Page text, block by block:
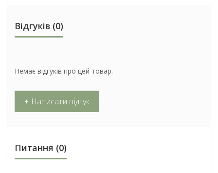
Відгуків (0)
Немає відгуків про цей товар.
+ Написати відгук
Питання (0)